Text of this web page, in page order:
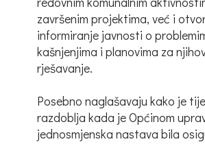
završenim projektima, već i
informiranje javnosti o
kašnjenjima i planovima za
rješavanje.
Posebno naglašavaju kako je
razdoblja kada je Općinom
jednosmjenska nastava bila